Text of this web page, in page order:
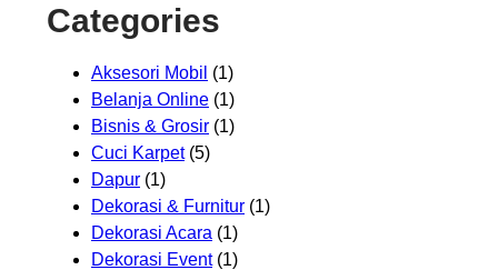
Categories
Aksesori Mobil (1)
Belanja Online (1)
Bisnis & Grosir (1)
Cuci Karpet(5)
Dapur (1)
Dekorasi & Furnitur (1)
Dekorasi Acara (1)
Dekorasi Event(1)